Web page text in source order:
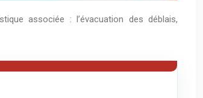
associée : l’évacuation des déblais,